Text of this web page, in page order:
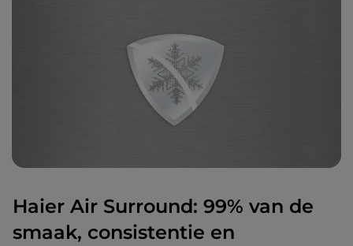
Haier Air Surround: 99% van de
smaak, consistentie en